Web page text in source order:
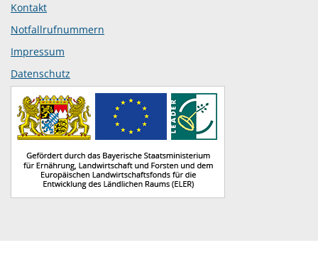
Kontakt
Notfallrufnummern
Impressum
Datenschutz